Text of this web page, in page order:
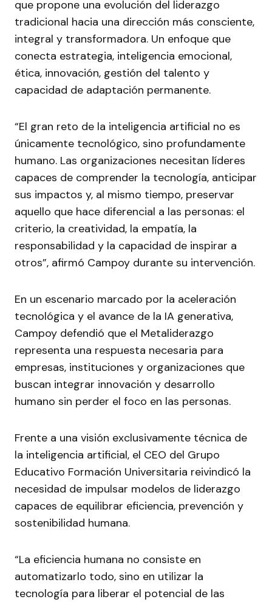
que propone una evolución del liderazgo
tradicional hacia una dirección más consciente,
integral y transformadora. Un enfoque que
conecta estrategia, inteligencia emocional,
ética, innovación, gestión del talento y
capacidad de adaptación permanente.
“El gran reto de la inteligencia artificial no es
únicamente tecnológico, sino profundamente
humano. Las organizaciones necesitan líderes
capaces de comprender la tecnología, anticipar
sus impactos y, al mismo tiempo, preservar
aquello que hace diferencial a las personas: el
criterio, la creatividad, la empatía, la
responsabilidad y la capacidad de inspirar a
otros”, afirmó Campoy durante su intervención.
En un escenario marcado por la aceleración
tecnológica y el avance de la IA generativa,
Campoy defendió que el Metaliderazgo
representa una respuesta necesaria para
empresas, instituciones y organizaciones que
buscan integrar innovación y desarrollo
humano sin perder el foco en las personas.
Frente a una visión exclusivamente técnica de
la inteligencia artificial, el CEO del Grupo
Educativo Formación Universitaria reivindicó la
necesidad de impulsar modelos de liderazgo
capaces de equilibrar eficiencia, prevención y
sostenibilidad humana.
“La eficiencia humana no consiste en
automatizarlo todo, sino en utilizar la
tecnología para liberar el potencial de las